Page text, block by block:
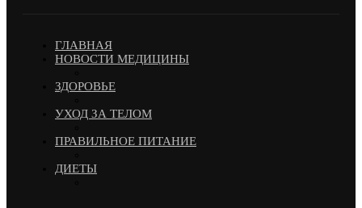
ГЛАВНАЯ
НОВОСТИ МЕДИЦИНЫ
ЗДОРОВЬЕ
УХОД ЗА ТЕЛОМ
ПРАВИЛЬНОЕ ПИТАНИЕ
ДИЕТЫ